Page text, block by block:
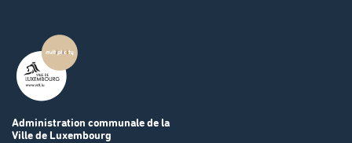
Administration communale de la
Ville de Luxembourg